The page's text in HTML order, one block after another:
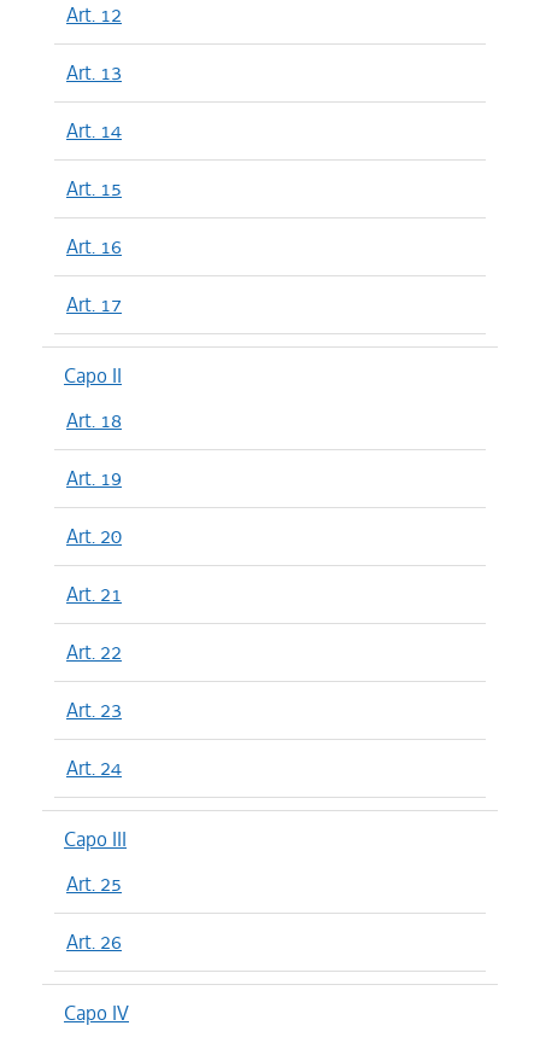
Art. 12
Art. 13
Art. 14
Art. 15
Art. 16
Art. 17
Capo II
Art. 18
Art. 19
Art. 20
Art. 21
Art. 22
Art. 23
Art. 24
Capo III
Art. 25
Art. 26
Capo IV